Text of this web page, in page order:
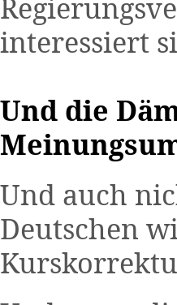
interessiert
Und die
Und auch
Deutschen